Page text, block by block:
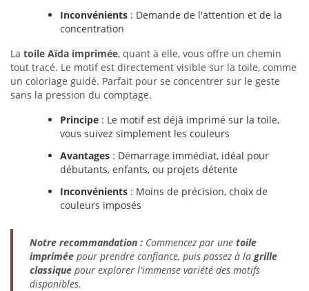
Inconvénients : Demande de l'attention et de la
concentration
La toile Aïda imprimée, quant à elle, vous offre un chemin
tout tracé. Le motif est directement visible sur la toile, comme
un coloriage guidé. Parfait pour se concentrer sur le geste
sans la pression du comptage.
Principe : Le motif est déjà imprimé sur la toile,
vous suivez simplement les couleurs
Avantages : Démarrage immédiat, idéal pour
débutants, enfants, ou projets détente
Inconvénients : Moins de précision, choix de
couleurs imposés
Notre recommandation : Commencez par une toile
imprimée pour prendre confiance, puis passez à la grille
classique pour explorer l'immense variété des motifs
disponibles.